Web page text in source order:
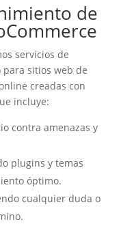
de
servicios de
sitios web de
creadas con
incluye:
contra amenazas y
plugins y temas
óptimo.
cualquier duda o